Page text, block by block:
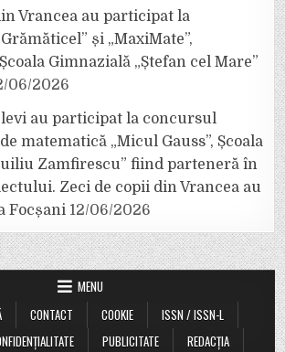
Vrancea au participat la
și „MaxiMate”,
Gimnazială „Ștefan cel Mare”
06/2026
au participat la concursul
matematică „Micul Gauss”, Școala
Zamfirescu” fiind parteneră în
Zeci de copii din Vrancea au
Focșani 12/06/2026
MENU
CONTACT COOKIE
ISSN / ISSN-L
PUBLICITATE REDACȚIA